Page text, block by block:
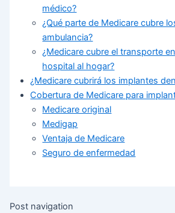
médico?
¿Qué parte de Medicare cubre
ambulancia?
¿Medicare cubre el transporte
hospital al hogar?
¿Medicare cubrirá los implantes
Cobertura de Medicare para
Medicare original
Medigap
Ventaja de Medicare
Seguro de enfermedad
Post navigation